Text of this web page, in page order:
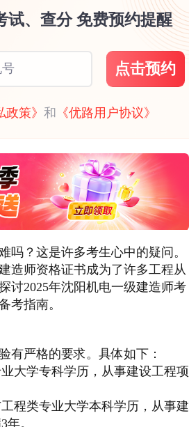
试、查分 免费预约提醒
点击预约
政策》和 《优路用户协议》
吗？这是许多考生心中的疑问。
造师资格证书成为了许多工程从
讨2025年沈阳机电一级建造师考
考指南。
有严格的要求。具体如下：
大学专科学历，从事建设工程项
程类专业大学本科学历，从事建
。